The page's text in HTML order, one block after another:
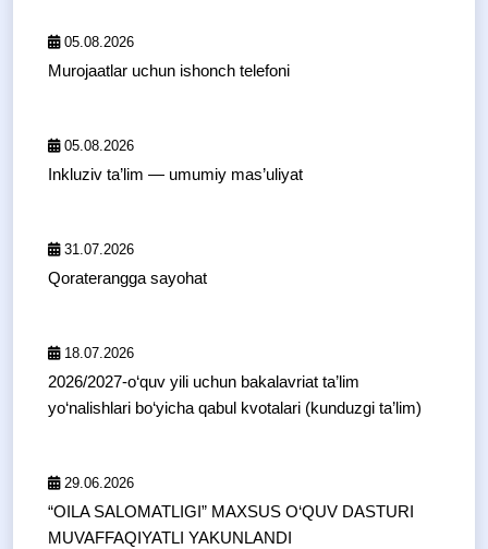
05.08.2026
Murojaatlar uchun ishonch telefoni
05.08.2026
Inkluziv ta’lim — umumiy mas’uliyat
31.07.2026
Qoraterangga sayohat
18.07.2026
2026/2027-o‘quv yili uchun bakalavriat ta’lim
yo‘nalishlari bo‘yicha qabul kvotalari (kunduzgi ta’lim)
29.06.2026
“OILA SALOMATLIGI” MAXSUS O‘QUV DASTURI
MUVAFFAQIYATLI YAKUNLANDI